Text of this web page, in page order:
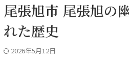
尾張旭市 尾張旭の
れた歴史
2026年5月12日